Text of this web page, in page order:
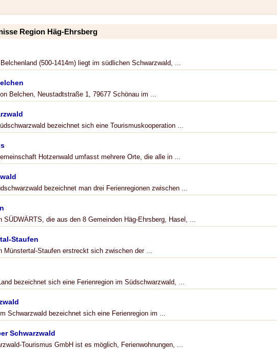
Region Häg-Ehrsberg
(500-1414m) liegt im südlichen Schwarzwald, ...
Belchen, Neustadtstraße 1, 79677 Schönau im ...
bezeichnet sich eine Tourismuskooperation ...
Hotzenwald umfasst mehrere Orte, die alle in ...
bezeichnet man drei Ferienregionen zwischen ...
SÜDWÄRTS, die aus den 8 Gemeinden Häg-Ehrsberg, Hasel, ...
Staufen
Münstertal-Staufen erstreckt sich zwischen der ...
bezeichnet sich eine Ferienregion im Südschwarzwald, ...
Schwarzwald bezeichnet sich eine Ferienregion im ...
Schwarzwald
Tourismus GmbH ist es möglich, Ferienwohnungen, ...